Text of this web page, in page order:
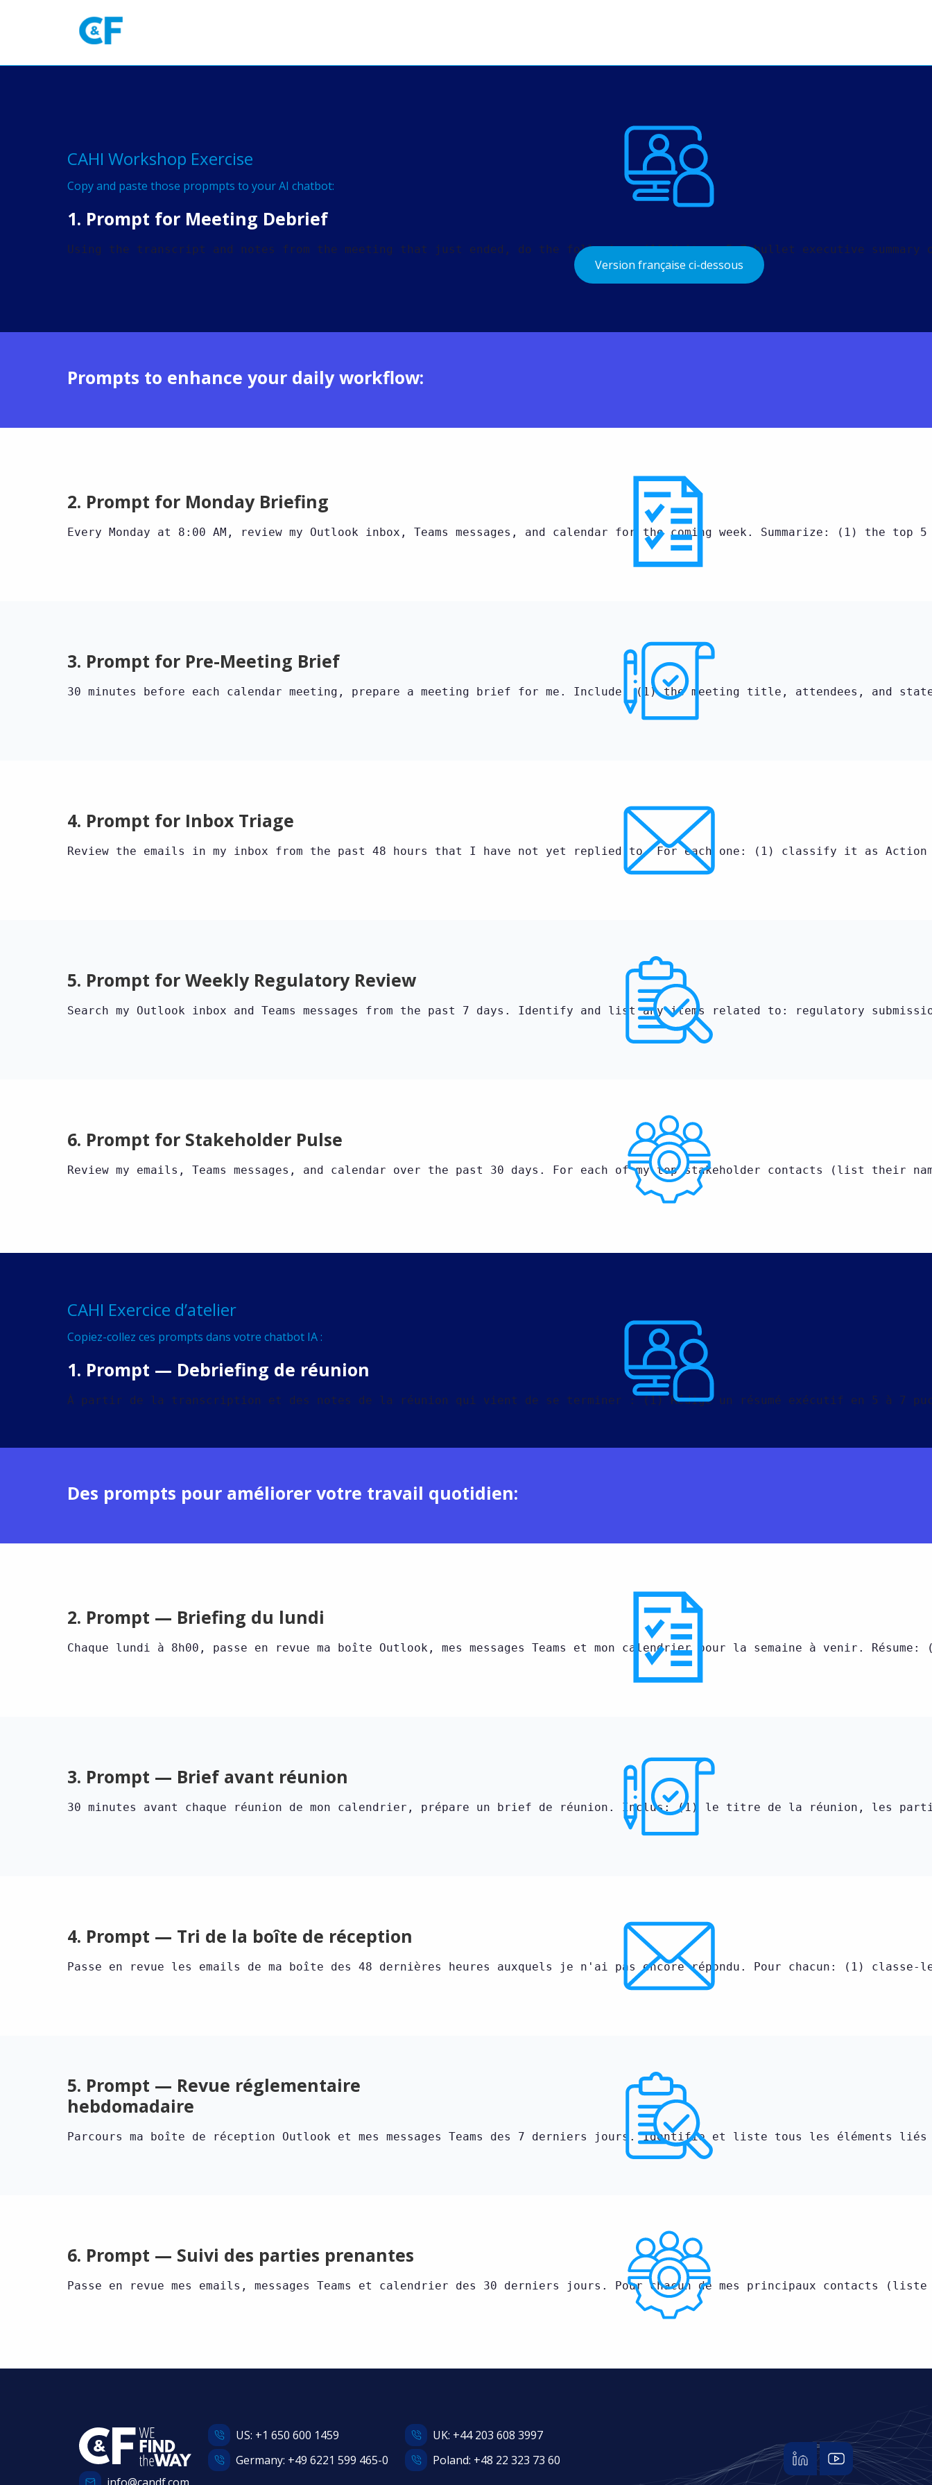
CAHI Workshop Exercise
Copy and paste those propmpts to your AI chatbot:
1. Prompt for Meeting Debrief
Using the transcript and notes from the meeting that just ended, do the following: (1) Write a 5–7 bullet executive
Version française ci-dessous
Prompts to enhance your daily workflow:
2. Prompt for Monday Briefing
Every Monday at 8:00 AM, review my Outlook inbox, Teams messages, and calendar for the coming week. Summarize:
3. Prompt for Pre-Meeting Brief
30 minutes before each calendar meeting, prepare a meeting brief for me. Include: (1) the meeting title, attendees, and
4. Prompt for Inbox Triage
Review the emails in my inbox from the past 48 hours that I have not yet replied to. For each one: (1) classify it as
5. Prompt for Weekly Regulatory Review
Search my Outlook inbox and Teams messages from the past 7 days. Identify and list any items related to: regulatory
6. Prompt for Stakeholder Pulse
Review my emails, Teams messages, and calendar over the past 30 days. For each of my top stakeholder contacts (list
CAHI Exercice d’atelier
Copiez-collez ces prompts dans votre chatbot IA :
1. Prompt — Debriefing de réunion
À partir de la transcription et des notes de la réunion qui vient de se terminer : (1) Rédige un résumé exécutif en 5 à 7
Des prompts pour améliorer votre travail quotidien:
2. Prompt — Briefing du lundi
Chaque lundi à 8h00, passe en revue ma boîte Outlook, mes messages Teams et mon calendrier pour la semaine à venir.
3. Prompt — Brief avant réunion
30 minutes avant chaque réunion de mon calendrier, prépare un brief de réunion. Inclus: (1) le titre de la réunion, les
4. Prompt — Tri de la boîte de réception
Passe en revue les emails de ma boîte des 48 dernières heures auxquels je n'ai pas encore répondu. Pour chacun: (1)
5. Prompt — Revue réglementaire
hebdomadaire
Parcours ma boîte de réception Outlook et mes messages Teams des 7 derniers jours. Identifie et liste tous les éléments
6. Prompt — Suivi des parties prenantes
Passe en revue mes emails, messages Teams et calendrier des 30 derniers jours. Pour chacun de mes principaux
US: +1 650 600 1459
Germany: +49 6221 599 465-0
UK: +44 203 608 3997
Poland: +48 22 323 73 60